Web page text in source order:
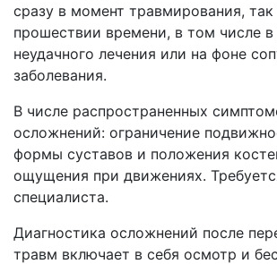
сразу в момент травмирования, так
прошествии времени, в том числе в
неудачного лечения или на фоне
заболевания.
В числе распространенных
осложнений: ограничение
формы суставов и положения
ощущения при движениях.
специалиста.
Диагностика осложнений после
травм включает в себя осмотр и